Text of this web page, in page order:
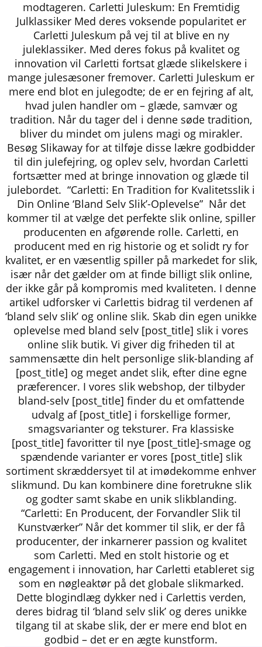
modtageren. Carletti Juleskum: En Fremtidig
Julklassiker Med deres voksende popularitet er
Carletti Juleskum på vej til at blive en ny
juleklassiker. Med deres fokus på kvalitet og
innovation vil Carletti fortsat glæde slikelskere i
mange julesæsoner fremover. Carletti Juleskum er
mere end blot en julegodte; de er en fejring af alt,
hvad julen handler om – glæde, samvær og
tradition. Når du tager del i denne søde tradition,
bliver du mindet om julens magi og mirakler.
Besøg Slikaway for at tilføje disse lækre godbidder
til din julefejring, og oplev selv, hvordan Carletti
fortsætter med at bringe innovation og glæde til
julebordet. “Carletti: En Tradition for Kvalitetsslik i
Din Online ‘Bland Selv Slik’-Oplevelse” Når det
kommer til at vælge det perfekte slik online, spiller
producenten en afgørende rolle. Carletti, en
producent med en rig historie og et solidt ry for
kvalitet, er en væsentlig spiller på markedet for slik,
især når det gælder om at finde billigt slik online,
der ikke går på kompromis med kvaliteten. I denne
artikel udforsker vi Carlettis bidrag til verdenen af
‘bland selv slik’ og online slik. Skab din egen unikke
oplevelse med bland selv [post_title] slik i vores
online slik butik. Vi giver dig friheden til at
sammensætte din helt personlige slik-blanding af
[post_title] og meget andet slik, efter dine egne
præferencer. I vores slik webshop, der tilbyder
bland-selv [post_title] finder du et omfattende
udvalg af [post_title] i forskellige former,
smagsvarianter og teksturer. Fra klassiske
[post_title] favoritter til nye [post_title]-smage og
spændende varianter er vores [post_title] slik
sortiment skræddersyet til at imødekomme enhver
slikmund. Du kan kombinere dine foretrukne slik
og godter samt skabe en unik slikblanding.
“Carletti: En Producent, der Forvandler Slik til
Kunstværker” Når det kommer til slik, er der få
producenter, der inkarnerer passion og kvalitet
som Carletti. Med en stolt historie og et
engagement i innovation, har Carletti etableret sig
som en nøgleaktør på det globale slikmarked.
Dette blogindlæg dykker ned i Carlettis verden,
deres bidrag til ‘bland selv slik’ og deres unikke
tilgang til at skabe slik, der er mere end blot en
godbid – det er en ægte kunstform.